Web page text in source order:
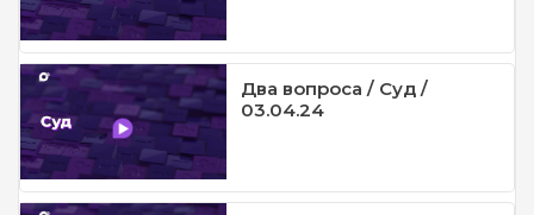
Два вопроса / Суд /
03.04.24